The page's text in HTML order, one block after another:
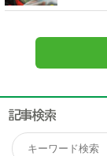
記事検索